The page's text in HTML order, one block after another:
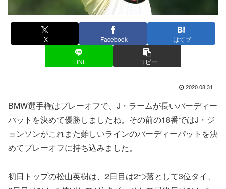
X Facebook はてブ
LINE コピー
2020.08.31
BMW選手権はプレーオフで、J・ラームが長いバーディー
パットを決めて優勝しましたね。その前の18番ではJ・ジ
ョンソンがこれまた難しいラインのバーディーパットを決
めてプレーオフに持ち込みました。
初日トップの松山英樹は、2日目は2つ落として3位タイ、